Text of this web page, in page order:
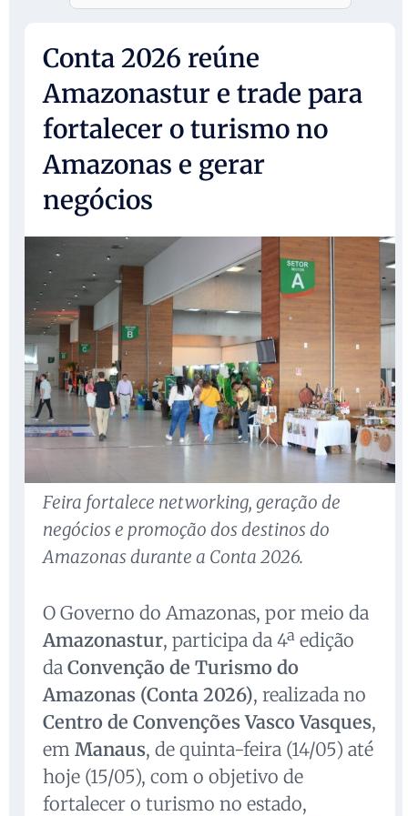
Conta 2026 reúne
Amazonastur e trade para
fortalecer o turismo no
Amazonas e gerar
negócios
Feira fortalece networking, geração de
negócios e promoção dos destinos do
Amazonas durante a Conta 2026.
O Governo do Amazonas, por meio da
Amazonastur, participa da 4ª edição
da Convenção de Turismo do
Amazonas (Conta 2026), realizada no
Centro de Convenções Vasco Vasques,
em Manaus, de quinta-feira (14/05) até
hoje (15/05), com o objetivo de
fortalecer o turismo no estado,